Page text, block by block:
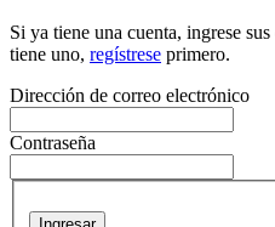
Si ya tiene una cuenta, ingrese
tiene uno, regístrese primero.
Dirección de correo electrónico
Contraseña